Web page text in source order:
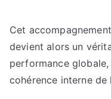
Cet
devient alors un
performance
cohérence interne de